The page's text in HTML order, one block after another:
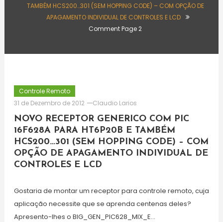
TAMBÉM HCS200…301 (SEM HOPPING CODE) – COM OPÇÃO DE
APAGAMENTO INDIVIDUAL DE CONTROLES E LCD
Comment Page 2
Controle Remoto
31 de Dezembro de 2012
Claudio Larios
NOVO RECEPTOR GENERICO COM PIC
16F628A PARA HT6P20B E TAMBÉM
HCS200…301 (SEM HOPPING CODE) – COM
OPÇÃO DE APAGAMENTO INDIVIDUAL DE
CONTROLES E LCD
Gostaria de montar um receptor para controle remoto, cuja
aplicação necessite que se aprenda centenas deles?
Apresento-lhes o BIG_GEN_PIC628_MIX_E…